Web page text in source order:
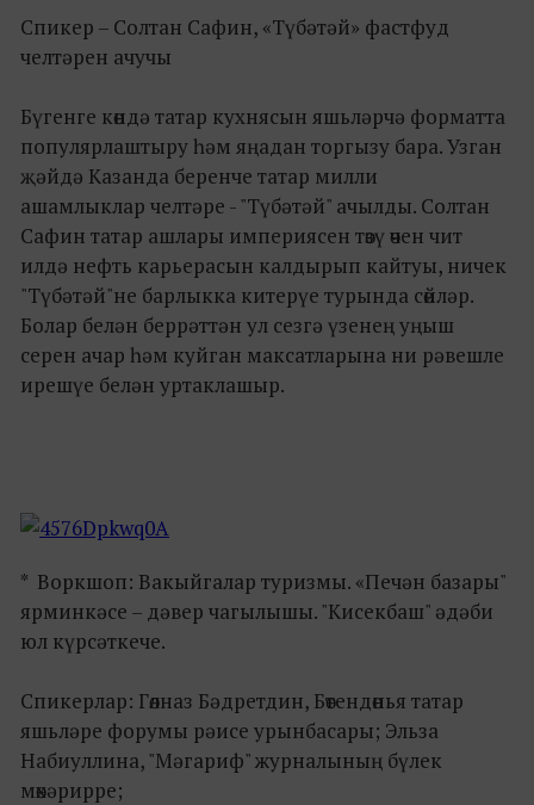
Спикер – Солтан Сафин, «Түбәтәй» фастфуд
челтәрен ачучы
Бүгенге көндә татар кухнясын яшьләрчә форматта
популярлаштыру һәм яңадан торгызу бара. Узган
җәйдә Казанда беренче татар милли
ашамлыклар челтәре - "Түбәтәй" ачылды. Солтан
Сафин татар ашлары империясен төзү өчен чит
илдә нефть карьерасын калдырып кайтуы, ничек
"Түбәтәй"не барлыкка китерүе турында сөйләр.
Болар белән беррәттән ул сезгә үзенең уңыш
серен ачар һәм куйган максатларына ни рәвешле
ирешүе белән уртаклашыр.
* Воркшоп: Вакыйгалар туризмы. «Печән базары"
ярминкәсе – дәвер чагылышы. "Кисекбаш" әдәби
юл күрсәткече.
Спикерлар: Гөлназ Бәдретдин, Бөтендөнья татар
яшьләре форумы рәисе урынбасары; Эльза
Набиуллина, "Мәгариф" журналының бүлек
мөхәрирре;